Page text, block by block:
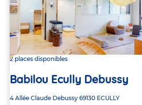
2 places disponibles
Babilou Ecully Debussy
Adresse
4 Allée Claude Debussy 69130 ECULLY